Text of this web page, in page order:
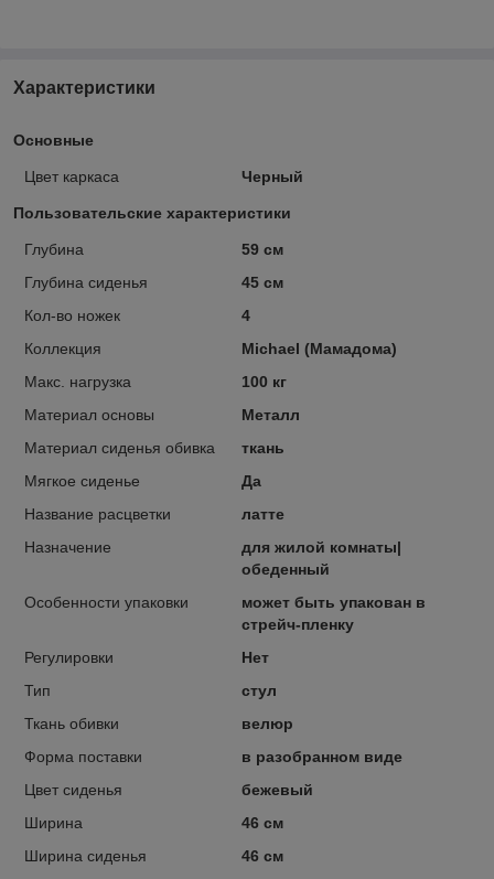
Характеристики
Основные
Цвет каркаса Черный
Пользовательские характеристики
Глубина
59 см
Глубина сиденья
45 см
Кол-во ножек
4
Коллекция
Michael (Мамадома)
Макс. нагрузка
100 кг
Материал основы
Металл
Материал сиденья обивка
ткань
Мягкое сиденье
Да
Название расцветки
латте
Назначение
для жилой комнаты|
обеденный
Особенности упаковки
может быть упакован в
стрейч-пленку
Регулировки
Нет
Тип
стул
Ткань обивки
велюр
Форма поставки
в разобранном виде
Цвет сиденья
бежевый
Ширина
46 см
Ширина сиденья
46 см